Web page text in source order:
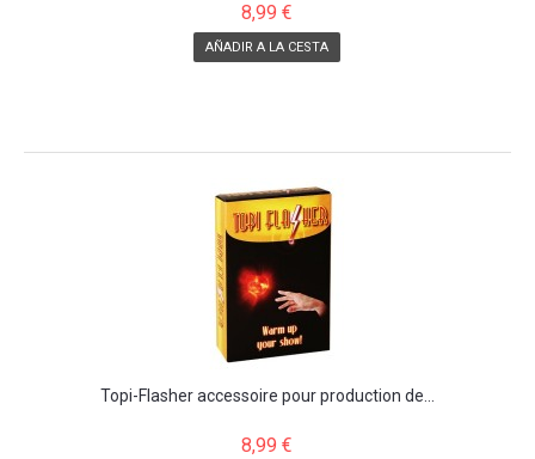
8,99 €
AÑADIR A LA CESTA
Topi-Flasher accessoire pour production de...
8,99 €